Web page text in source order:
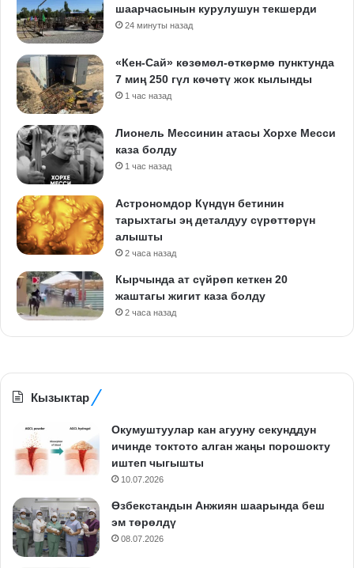
шаарчасынын курулушун текшерди
24 минуты назад
«Кен-Сай» көзөмөл-өткөрмө пунктунда
7 миң 250 гүл көчөтү жок кылынды
1 час назад
Лионель Мессинин атасы Хорхе Месси
каза болду
1 час назад
Астрономдор Күндүн бетинин
тарыхтагы эң деталдуу сүрөттөрүн
алышты
2 часа назад
Кырчында ат сүйрөп кеткен 20
жаштагы жигит каза болду
2 часа назад
Кызыктар
Окумуштуулар кан агууну секунддун
ичинде токтото алган жаңы порошокту
иштеп чыгышты
10.07.2026
Өзбекстандын Анжиян шаарында беш
эм төрөлдү
08.07.2026